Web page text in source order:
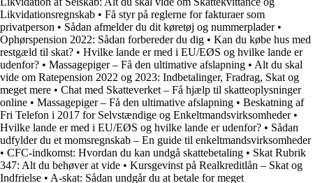
Likvidationsregnskab • Få styr på reglerne for fakturaer som
privatperson • Sådan afmelder du dit køretøj og nummerplader•
Ophørspension 2022: Sådan forbereder du dig • Kan du købe hus med
restgæld til skat? • Hvilke lande er med i EU/EØS og hvilke lande er
udenfor? • Massagepiger – Få den ultimative afslapning • Alt du skal
vide om Ratepension 2022 og 2023: Indbetalinger, Fradrag, Skat og
meget mere • Chat med Skatteverket – Få hjælp til skatteoplysninger
online • Massagepiger – Få den ultimative afslapning • Beskatning af
Fri Telefon i 2017 for Selvstændige og Enkeltmandsvirksomheder•
Hvilke lande er med i EU/EØS og hvilke lande er udenfor? • Sådan
udfylder du et momsregnskab – En guide til enkeltmandsvirksomheder
• CFC-indkomst: Hvordan du kan undgå skattebetaling • Skat Rubrik
347: Alt du behøver at vide • Kursgevinst på Realkreditlån – Skat og
Indfrielse • A-skat: Sådan undgår du at betale for meget